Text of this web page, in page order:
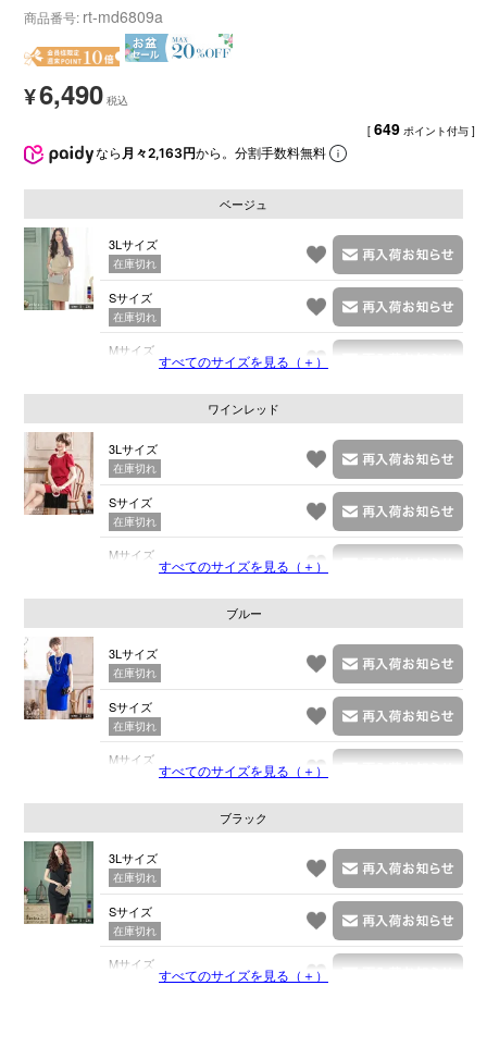
商品番号 rt-md6809a
¥6,490
[ 649 ポイント付与 ]
なら 月々2,163円から。分割手数料無料
ベージュ
3Lサイズ
在庫切れ
Sサイズ
在庫切れ
Mサイズ
すべてのサイズを見る（＋）
ワインレッド
3Lサイズ
在庫切れ
Sサイズ
在庫切れ
Mサイズ
すべてのサイズを見る（＋）
ブルー
3Lサイズ
在庫切れ
Sサイズ
在庫切れ
Mサイズ
すべてのサイズを見る（＋）
ブラック
3Lサイズ
在庫切れ
Sサイズ
在庫切れ
Mサイズ
すべてのサイズを見る（＋）